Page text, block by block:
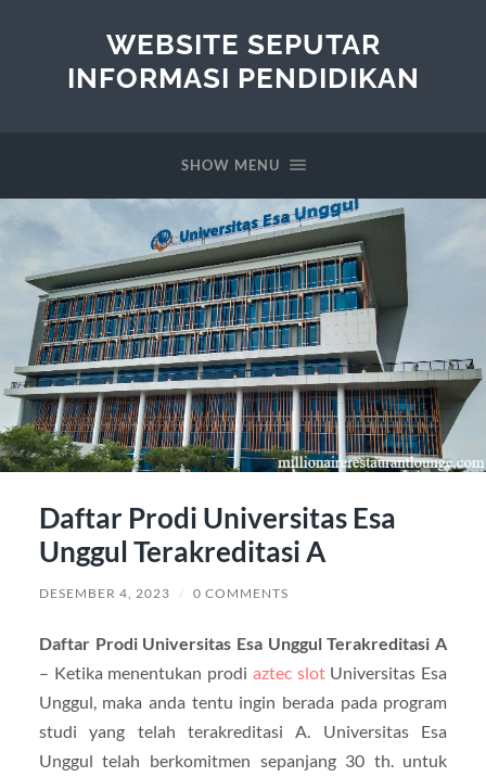
WEBSITE SEPUTAR
INFORMASI PENDIDIKAN
SHOW MENU
Daftar Prodi Universitas Esa
Unggul Terakreditasi A
DESEMBER 4, 2023 / 0 COMMENTS
Daftar Prodi Universitas Esa Unggul Terakreditasi A
– Ketika menentukan prodi aztec slotUniversitas Esa
Unggul, maka anda tentu ingin berada pada program
studi yang telah terakreditasi A. Universitas Esa
Unggul telah berkomitmen sepanjang 30 th. untuk